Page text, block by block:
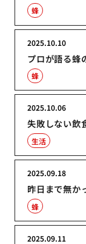
蜂
プロが語る蜂
2025.10.10
蜂
失敗しない飲
2025.10.06
生活
昨日まで無か
2025.09.18
蜂
2025.09.11